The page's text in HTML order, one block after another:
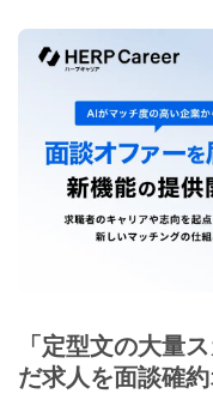
「定型文の大量
だ求人を面談確